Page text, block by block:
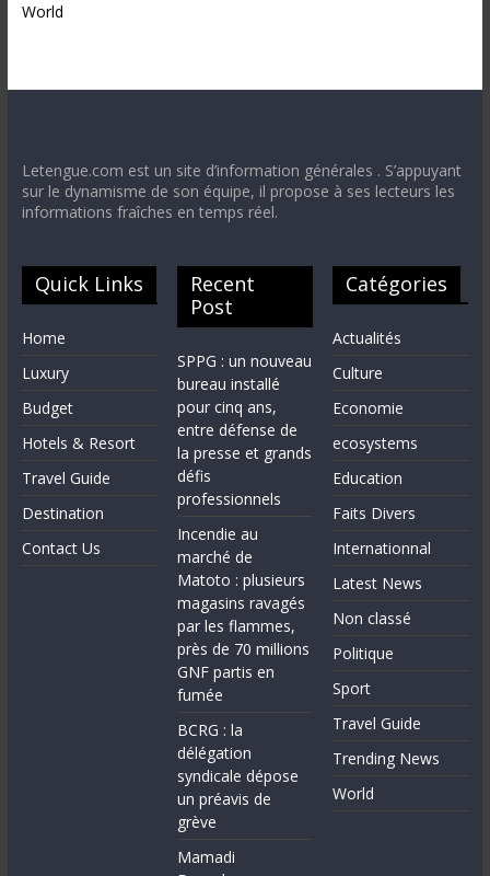
World
Letengue.com est un site d’information générales . S’appuyant
sur le dynamisme de son équipe, il propose à ses lecteurs les
informations fraîches en temps réel.
Quick Links
Home
Luxury
Budget
Hotels & Resort
Travel Guide
Destination
Contact Us
Recent
Post
SPPG : un nouveau
bureau installé
pour cinq ans,
entre défense de
la presse et grands
défis
professionnels
Incendie au
marché de
Matoto : plusieurs
magasins ravagés
par les flammes,
près de 70 millions
GNF partis en
fumée
BCRG : la
délégation
syndicale dépose
un préavis de
grève
Mamadi
Catégories
Actualités
Culture
Economie
ecosystems
Education
Faits Divers
Internationnal
Latest News
Non classé
Politique
Sport
Travel Guide
Trending News
World